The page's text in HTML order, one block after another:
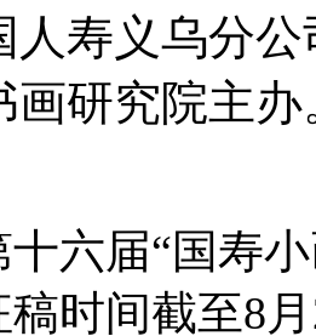
人寿义乌分
画研究院主
六届“国寿
时间截至8